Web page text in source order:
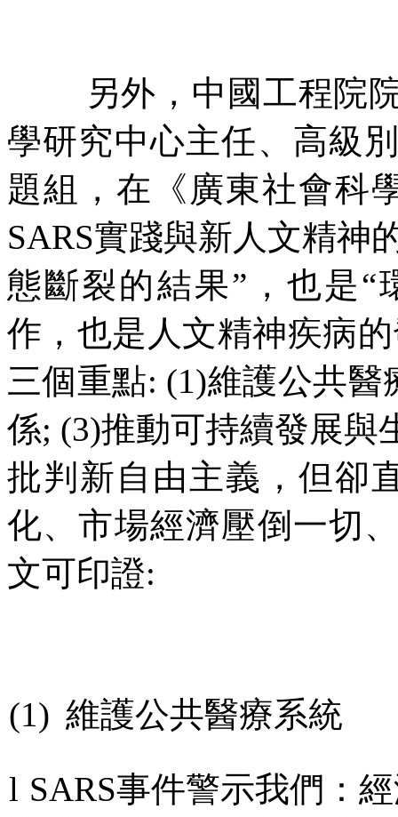
另外，中國工程院
學研究中⼼主任、 ⾼級
題組，在《廣東社會科
SARS實踐與新⼈文精神
態斷裂的結果” ，也是“
作，也是人文精神疾病
三個重點: (1)維護公共醫
係; (3)推動可持續發展與
批判新自由主義，但卻
化、市場經濟壓倒一切
文可印證:
(1) 維護公共醫療系統
l SARS事件警示我們：